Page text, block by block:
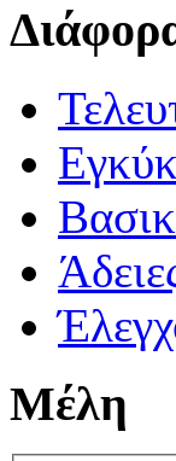
Μέλη